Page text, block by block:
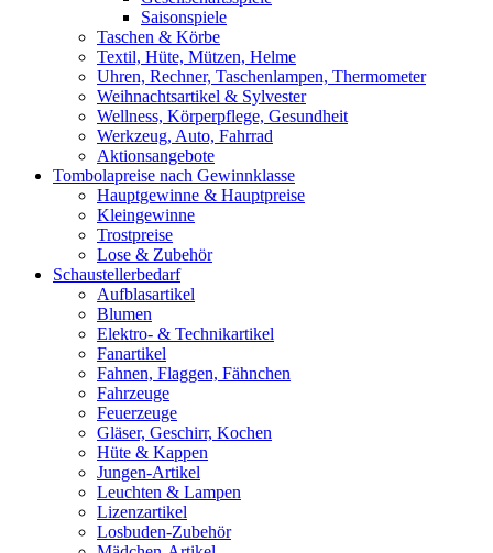
Saisonspiele
Taschen & Körbe
Textil, Hüte, Mützen, Helme
Uhren, Rechner, Taschenlampen, Thermometer
Weihnachtsartikel & Sylvester
Wellness, Körperpflege, Gesundheit
Werkzeug, Auto, Fahrrad
Aktionsangebote
Tombolapreise nach Gewinnklasse
Hauptgewinne & Hauptpreise
Kleingewinne
Trostpreise
Lose & Zubehör
Schaustellerbedarf
Aufblasartikel
Blumen
Elektro- & Technikartikel
Fanartikel
Fahnen, Flaggen, Fähnchen
Fahrzeuge
Feuerzeuge
Gläser, Geschirr, Kochen
Hüte & Kappen
Jungen-Artikel
Leuchten & Lampen
Lizenzartikel
Losbuden-Zubehör